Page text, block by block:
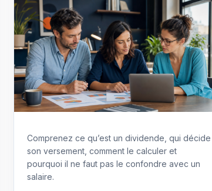
Comprenez ce qu’est un dividende, qui décide
son versement, comment le calculer et
pourquoi il ne faut pas le confondre avec un
salaire.